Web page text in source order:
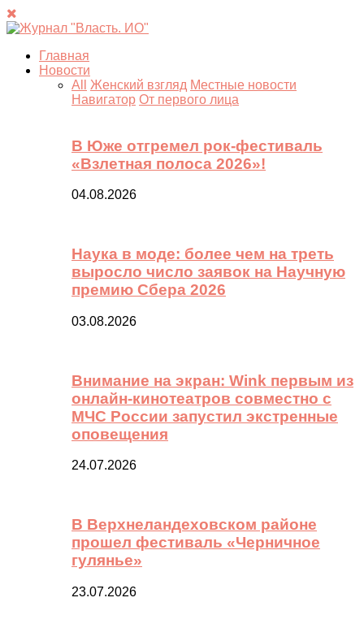
Главная
Новости
All
Женский взгляд Местные новости
Навигатор От первого лица
В Юже отгремел рок-фестиваль
«Взлетная полоса 2026»!
04.08.2026
Наука в моде: более чем на треть
выросло число заявок на Научную
премию Сбера 2026
03.08.2026
Внимание на экран: Wink первым из
онлайн-кинотеатров совместно с
МЧС России запустил экстренные
оповещения
24.07.2026
В Верхнеландеховском районе
прошел фестиваль «Черничное
гулянье»
23.07.2026